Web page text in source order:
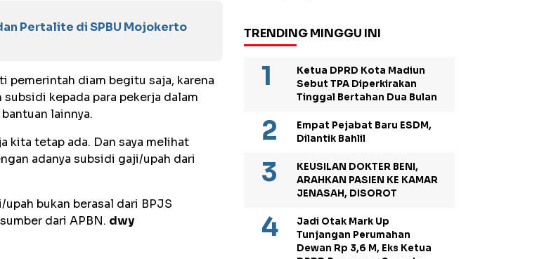
Pertalite di SPBU Mojokerto
pemerintah diam begitu saja, karena
kepada para pekerja dalam
lainnya.
kita tetap ada. Dan saya melihat
adanya subsidi gaji/upah dari
bukan berasal dari BPJS
dari APBN. dwy
TRENDING MINGGU INI
Ketua DPRD Kota Madiun
Sebut TPA Diperkirakan
Tinggal Bertahan Dua Bulan
Empat Pejabat Baru ESDM,
Dilantik Bahlil
KEUSILAN DOKTER BENI,
ARAHKAN PASIEN KE KAMAR
JENASAH, DISOROT
Jadi Otak Mark Up
Tunjangan Perumahan
Dewan Rp 3,6 M, Eks Ketua